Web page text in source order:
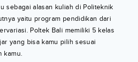
sebagai alasan kuliah di Politeknik
yaitu program pendidikan dari
Poltek Bali memiliki 5 kelas
yang bisa kamu pilih sesuai
kamu.